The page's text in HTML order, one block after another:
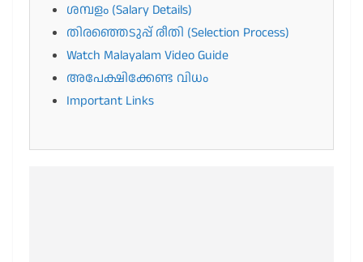
ശമ്പളം (Salary Details)
തിരഞ്ഞെടുപ്പ് രീതി (Selection Process)
Watch Malayalam Video Guide
അപേക്ഷിക്കേണ്ട വിധം
Important Links